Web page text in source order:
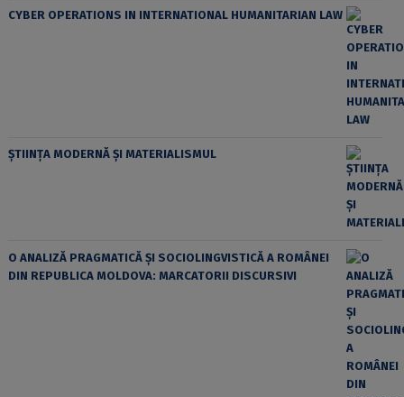
CYBER OPERATIONS IN INTERNATIONAL HUMANITARIAN LAW
ȘTIINȚA MODERNĂ ȘI MATERIALISMUL
O ANALIZĂ PRAGMATICĂ ȘI SOCIOLINGVISTICĂ A ROMÂNEI
DIN REPUBLICA MOLDOVA: MARCATORII DISCURSIVI